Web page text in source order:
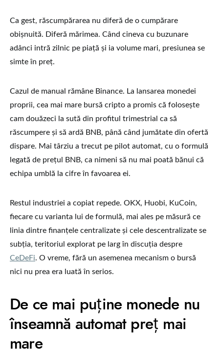
Ca gest, răscumpărarea nu diferă de o cumpărare
obișnuită. Diferă mărimea. Când cineva cu buzunare
adânci intră zilnic pe piață și ia volume mari, presiunea se
simte în preț.
Cazul de manual rămâne Binance. La lansarea monedei
proprii, cea mai mare bursă cripto a promis că folosește
cam douăzeci la sută din profitul trimestrial ca să
răscumpere și să ardă BNB, până când jumătate din ofertă
dispare. Mai târziu a trecut pe pilot automat, cu o formulă
legată de prețul BNB, ca nimeni să nu mai poată bănui că
echipa umblă la cifre în favoarea ei.
Restul industriei a copiat repede. OKX, Huobi, KuCoin,
fiecare cu varianta lui de formulă, mai ales pe măsură ce
linia dintre finanțele centralizate și cele descentralizate se
subția, teritoriul explorat pe larg în discuția despre
CeDeFi. O vreme, fără un asemenea mecanism o bursă
nici nu prea era luată în serios.
De ce mai puține monede nu
înseamnă automat preț mai
mare